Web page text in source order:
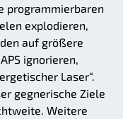
programmierbaren
explodieren,
auf größere
ignorieren,
Laser“.
gegnerische Ziele
Weitere